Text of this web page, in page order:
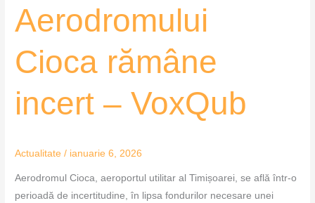
Aerodromului
Cioca rămâne
incert – VoxQub
Actualitate / ianuarie 6, 2026
Aerodromul Cioca, aeroportul utilitar al Timișoarei, se află într-o
perioadă de incertitudine, în lipsa fondurilor necesare unei